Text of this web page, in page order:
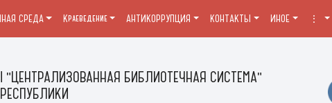
БИБЛИОТЕЧНАЯ СИСТЕМА"
СРЕДА Краеведение АНТИКОРРУПЦИЯ КОНТАКТЫ ИНОЕ ⋮